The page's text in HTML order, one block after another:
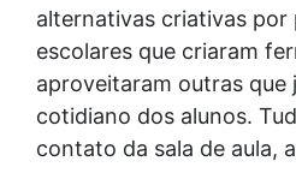
alternativas criativas
escolares que criaram
aproveitaram outras que
cotidiano dos alunos.
contato da sala de aula,